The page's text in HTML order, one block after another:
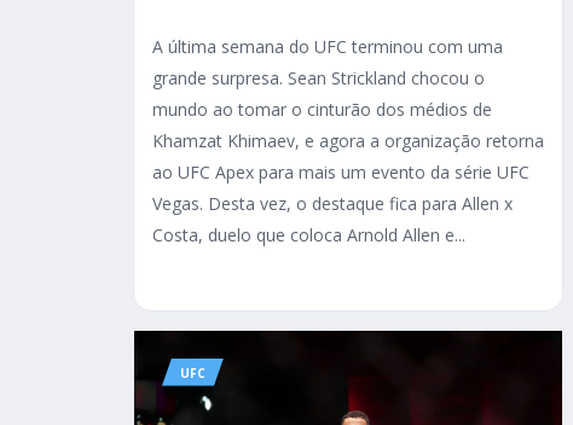
A última semana do UFC terminou com uma
grande surpresa. Sean Strickland chocou o
mundo ao tomar o cinturão dos médios de
Khamzat Khimaev, e agora a organização retorna
ao UFC Apex para mais um evento da série UFC
Vegas. Desta vez, o destaque fica para Allen x
Costa, duelo que coloca Arnold Allen e...
UFC